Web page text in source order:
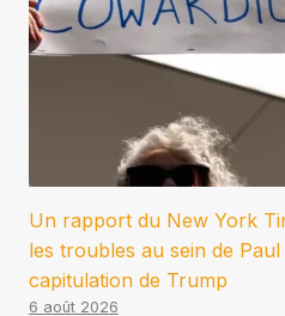
Un rapport du New York
les troubles au sein de
capitulation de Trump
6 août 2026